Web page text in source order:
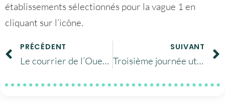
établissements sélectionnés pour la vague 1 en
cliquant sur l’icône.
PRÉCÉDENT
Le courrier de l’Ouest cite la machine Occigen
SUIVANT
Troisième journée utilisateurs archivage au CINES : mardi 9 juin 2015